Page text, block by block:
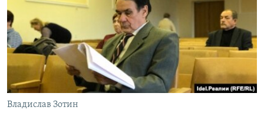
РАСПИСАНИЕ ВЕЩАНИЯ
ПОДПИШИТЕСЬ НА РАССЫЛКУ
СОЦИАЛЬНЫЕ СЕТИ
Владислав Зотин